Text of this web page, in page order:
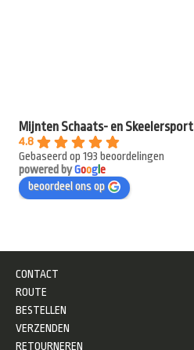
Mijnten Schaats- en Skeelersport
4.8
Gebaseerd op 193 beoordelingen
powered byGooge
beoordeel ons op
CONTACT
ROUTE
BESTELLEN
VERZENDEN
RETOURNEREN